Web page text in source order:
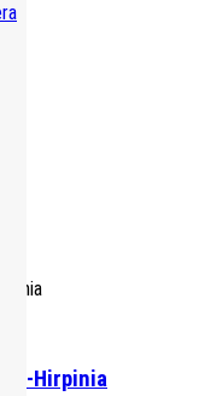
Hirpinia